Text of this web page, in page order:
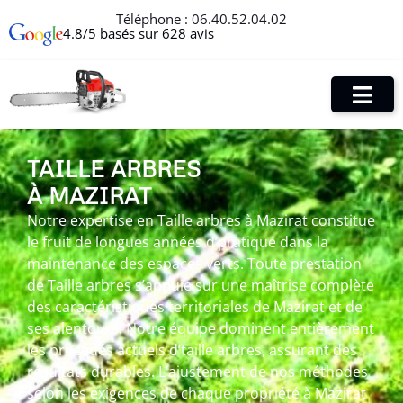
Téléphone : 06.40.52.04.02
4.8/5 basés sur 628 avis
TAILLE ARBRES
À MAZIRAT
Notre expertise en Taille arbres à Mazirat constitue
le fruit de longues années d’pratique dans la
maintenance des espaces verts. Toute prestation
de Taille arbres s’appuie sur une maîtrise complète
des caractéristiques territoriales de Mazirat et de
ses alentours. Notre équipe dominent entièrement
les procédés actuels d’taille arbres, assurant des
résultats durables. L’ajustement de nos méthodes
selon les exigences de chaque propriété à Mazirat